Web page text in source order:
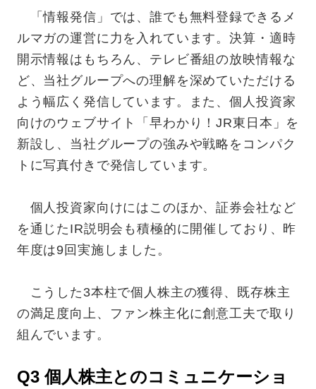
「情報発信」では、誰でも無料登録できるメ
ルマガの運営に力を入れています。決算・適時
開示情報はもちろん、テレビ番組の放映情報な
ど、当社グループへの理解を深めていただける
よう幅広く発信しています。また、個人投資家
向けのウェブサイト「早わかり！JR東日本」を
新設し、当社グループの強みや戦略をコンパク
トに写真付きで発信しています。
個人投資家向けにはこのほか、証券会社など
を通じたIR説明会も積極的に開催しており、昨
年度は9回実施しました。
こうした3本柱で個人株主の獲得、既存株主
の満足度向上、ファン株主化に創意工夫で取り
組んでいます。
Q3 個人株主とのコミュニケーショ